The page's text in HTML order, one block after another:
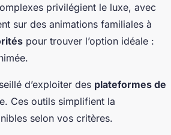
privilégient le luxe, avec
sur des animations familiales à
pour trouver l’option idéale :
d’exploiter des plateformes de
Ces outils simplifient la
selon vos critères.